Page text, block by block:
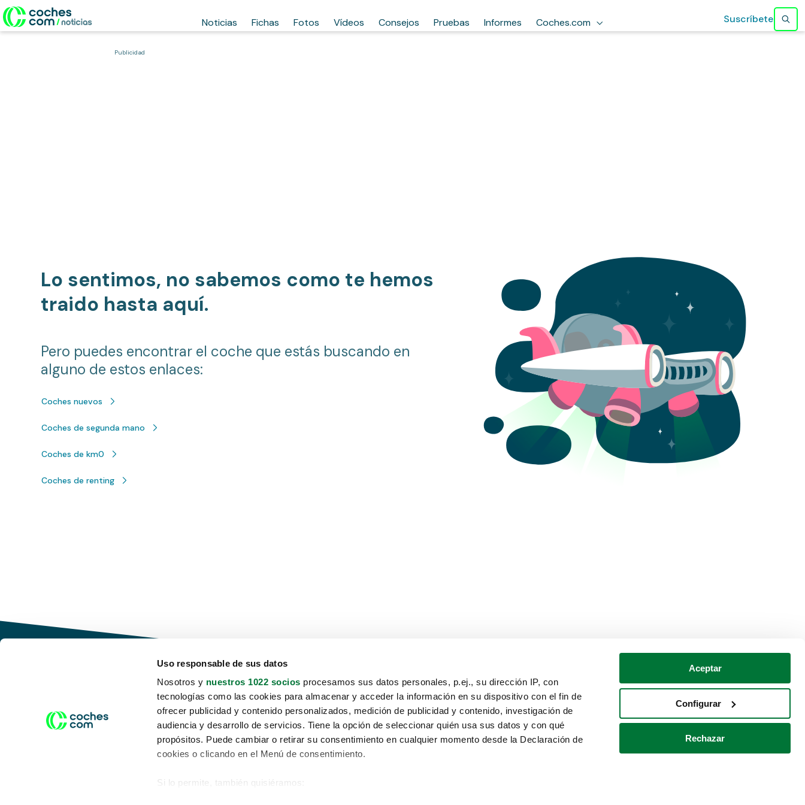
Uso responsable de sus datos
Nosotros y nuestros 1022 socios procesamos sus datos personales, p.ej., su dirección IP, con
tecnologías como las cookies para almacenar y acceder la información en su dispositivo con el fin de
ofrecer publicidad y contenido personalizados, medición de publicidad y contenido, investigación de
audiencia y desarrollo de servicios. Tiene la opción de seleccionar quién usa sus datos y con qué
propósitos. Puede cambiar o retirar su consentimiento en cualquier momento desde la Declaración de
cookies o clicando en el Menú de consentimiento.
Si lo permite, también quisiéramos:
Aceptar
Configurar
Rechazar
Noticias Fichas Fotos Vídeos Consejos Pruebas Informes Coches.com Suscríbete
Publicidad
Lo sentimos, no sabemos como te hemos
traido hasta aquí.
Pero puedes encontrar el coche que estás buscando en
alguno de estos enlaces:
Coches nuevos
Coches de segunda mano
Coches de km0
Coches de renting
Conduce tu futuro,
desata tu movilidad